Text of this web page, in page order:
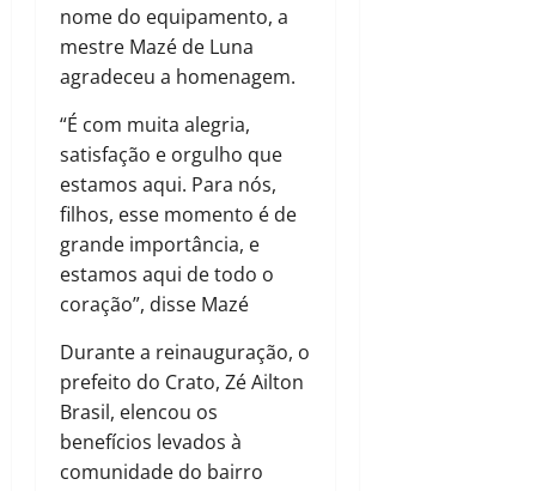
nome do equipamento, a
mestre Mazé de Luna
agradeceu a homenagem.
“É com muita alegria,
satisfação e orgulho que
estamos aqui. Para nós,
filhos, esse momento é de
grande importância, e
estamos aqui de todo o
coração”, disse Mazé
Durante a reinauguração, o
prefeito do Crato, Zé Ailton
Brasil, elencou os
benefícios levados à
comunidade do bairro